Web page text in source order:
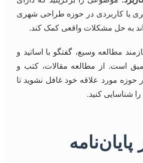
یا کاربردی در حوزه طراحی شهری
به حل مشکلات واقعی کمک کند.
مطالعه وسیع، گفتگو با اساتید و
است. از مطالعه مقالات، کتب و
حوزه مورد علاقه خود غافل نشوید تا
شناسایی کنید.
پایان‌نامه